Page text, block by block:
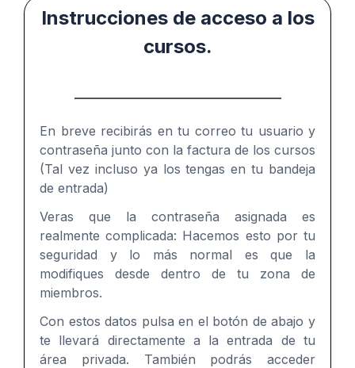
Instrucciones de acceso a los
cursos.
En breve recibirás en tu correo tu usuario y
contraseña junto con la factura de los cursos
(Tal vez incluso ya los tengas en tu bandeja
de entrada)
Veras que la contraseña asignada es
realmente complicada: Hacemos esto por tu
seguridad y lo más normal es que la
modifiques desde dentro de tu zona de
miembros.
Con estos datos pulsa en el botón de abajo y
te llevará directamente a la entrada de tu
área privada. También podrás acceder